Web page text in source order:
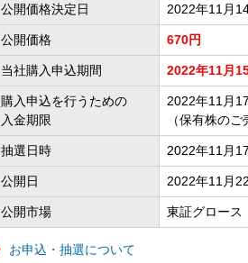
公開価格決定日 2022年11月
公開価格 670円
当社購入申込期間 2022年11月
購入申込を行うための
入金期限
2022年11月
（保有株の
抽選日時 2022年11月
公開日 2022年11月
公開市場 東証グロース
お申込・抽選について